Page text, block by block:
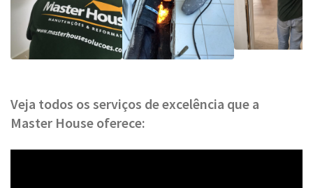
Veja todos os serviços de excelência que a
Master House oferece: